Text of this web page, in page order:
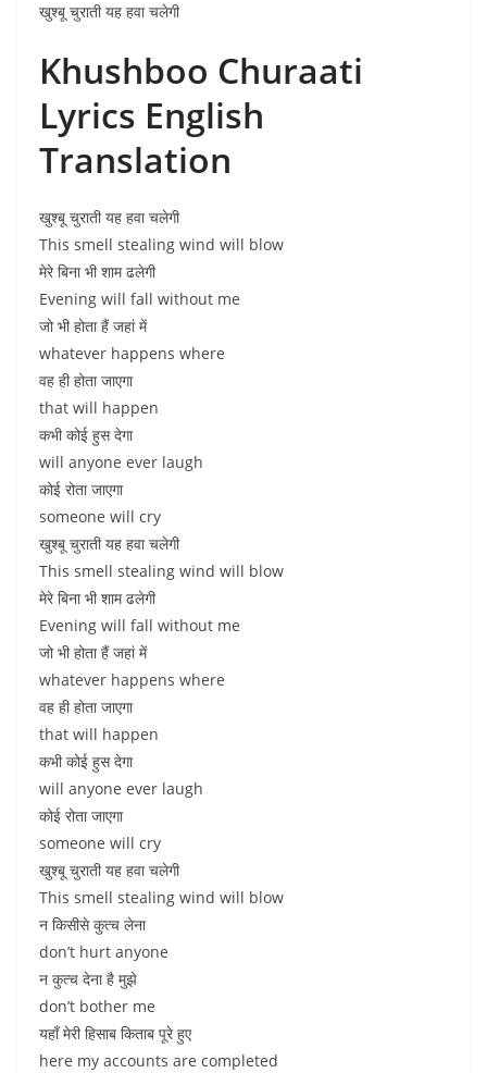
खुश्बू चुराती यह हवा चलेगी
Khushboo Churaati
Lyrics English
Translation
खुश्बू चुराती यह हवा चलेगी
This smell stealing wind will blow
मेरे बिना भी शाम ढलेगी
Evening will fall without me
जो भी होता हैं जहां में
whatever happens where
वह ही होता जाएगा
that will happen
कभी कोई हुस देगा
will anyone ever laugh
कोई रोता जाएगा
someone will cry
खुश्बू चुराती यह हवा चलेगी
This smell stealing wind will blow
मेरे बिना भी शाम ढलेगी
Evening will fall without me
जो भी होता हैं जहां में
whatever happens where
वह ही होता जाएगा
that will happen
कभी कोई हुस देगा
will anyone ever laugh
कोई रोता जाएगा
someone will cry
खुश्बू चुराती यह हवा चलेगी
This smell stealing wind will blow
न किसीसे कुत्च लेना
don’t hurt anyone
न कुत्च देना है मुझे
don’t bother me
यहाँ मेरी हिसाब किताब पूरे हुए
here my accounts are completed